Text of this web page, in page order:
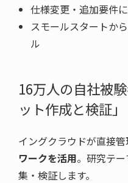
仕様変更・追加要件
スモールスタートか
ル
16万人の自社被
ット作成と検証」
イングクラウドが直接管
ワークを活用。研究テ
集・検証します。